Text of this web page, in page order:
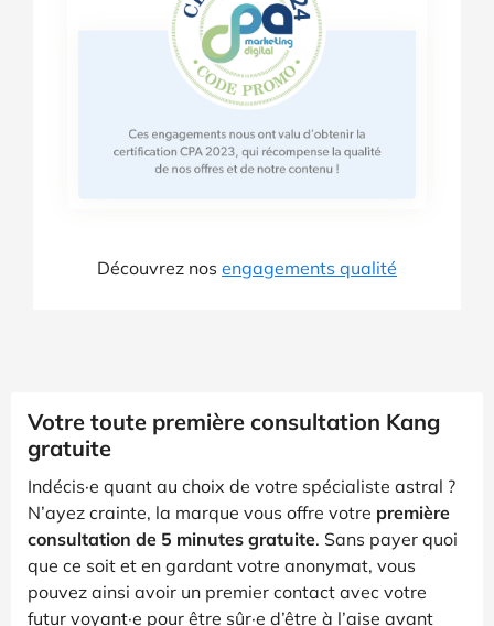
Découvrez nos engagements qualité
Votre toute première consultation Kang
gratuite
Indécis·e quant au choix de votre spécialiste astral ?
N’ayez crainte, la marque vous offre votre première
consultation de 5 minutes gratuite. Sans payer quoi
que ce soit et en gardant votre anonymat, vous
pouvez ainsi avoir un premier contact avec votre
futur voyant·e pour être sûr·e d’être à l’aise avant